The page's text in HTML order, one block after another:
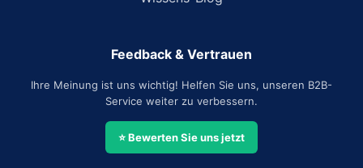
Feedback & Vertrauen
Ihre Meinung ist uns wichtig! Helfen Sie uns, unseren B2B-
Service weiter zu verbessern.
⭐ Bewerten Sie uns jetzt